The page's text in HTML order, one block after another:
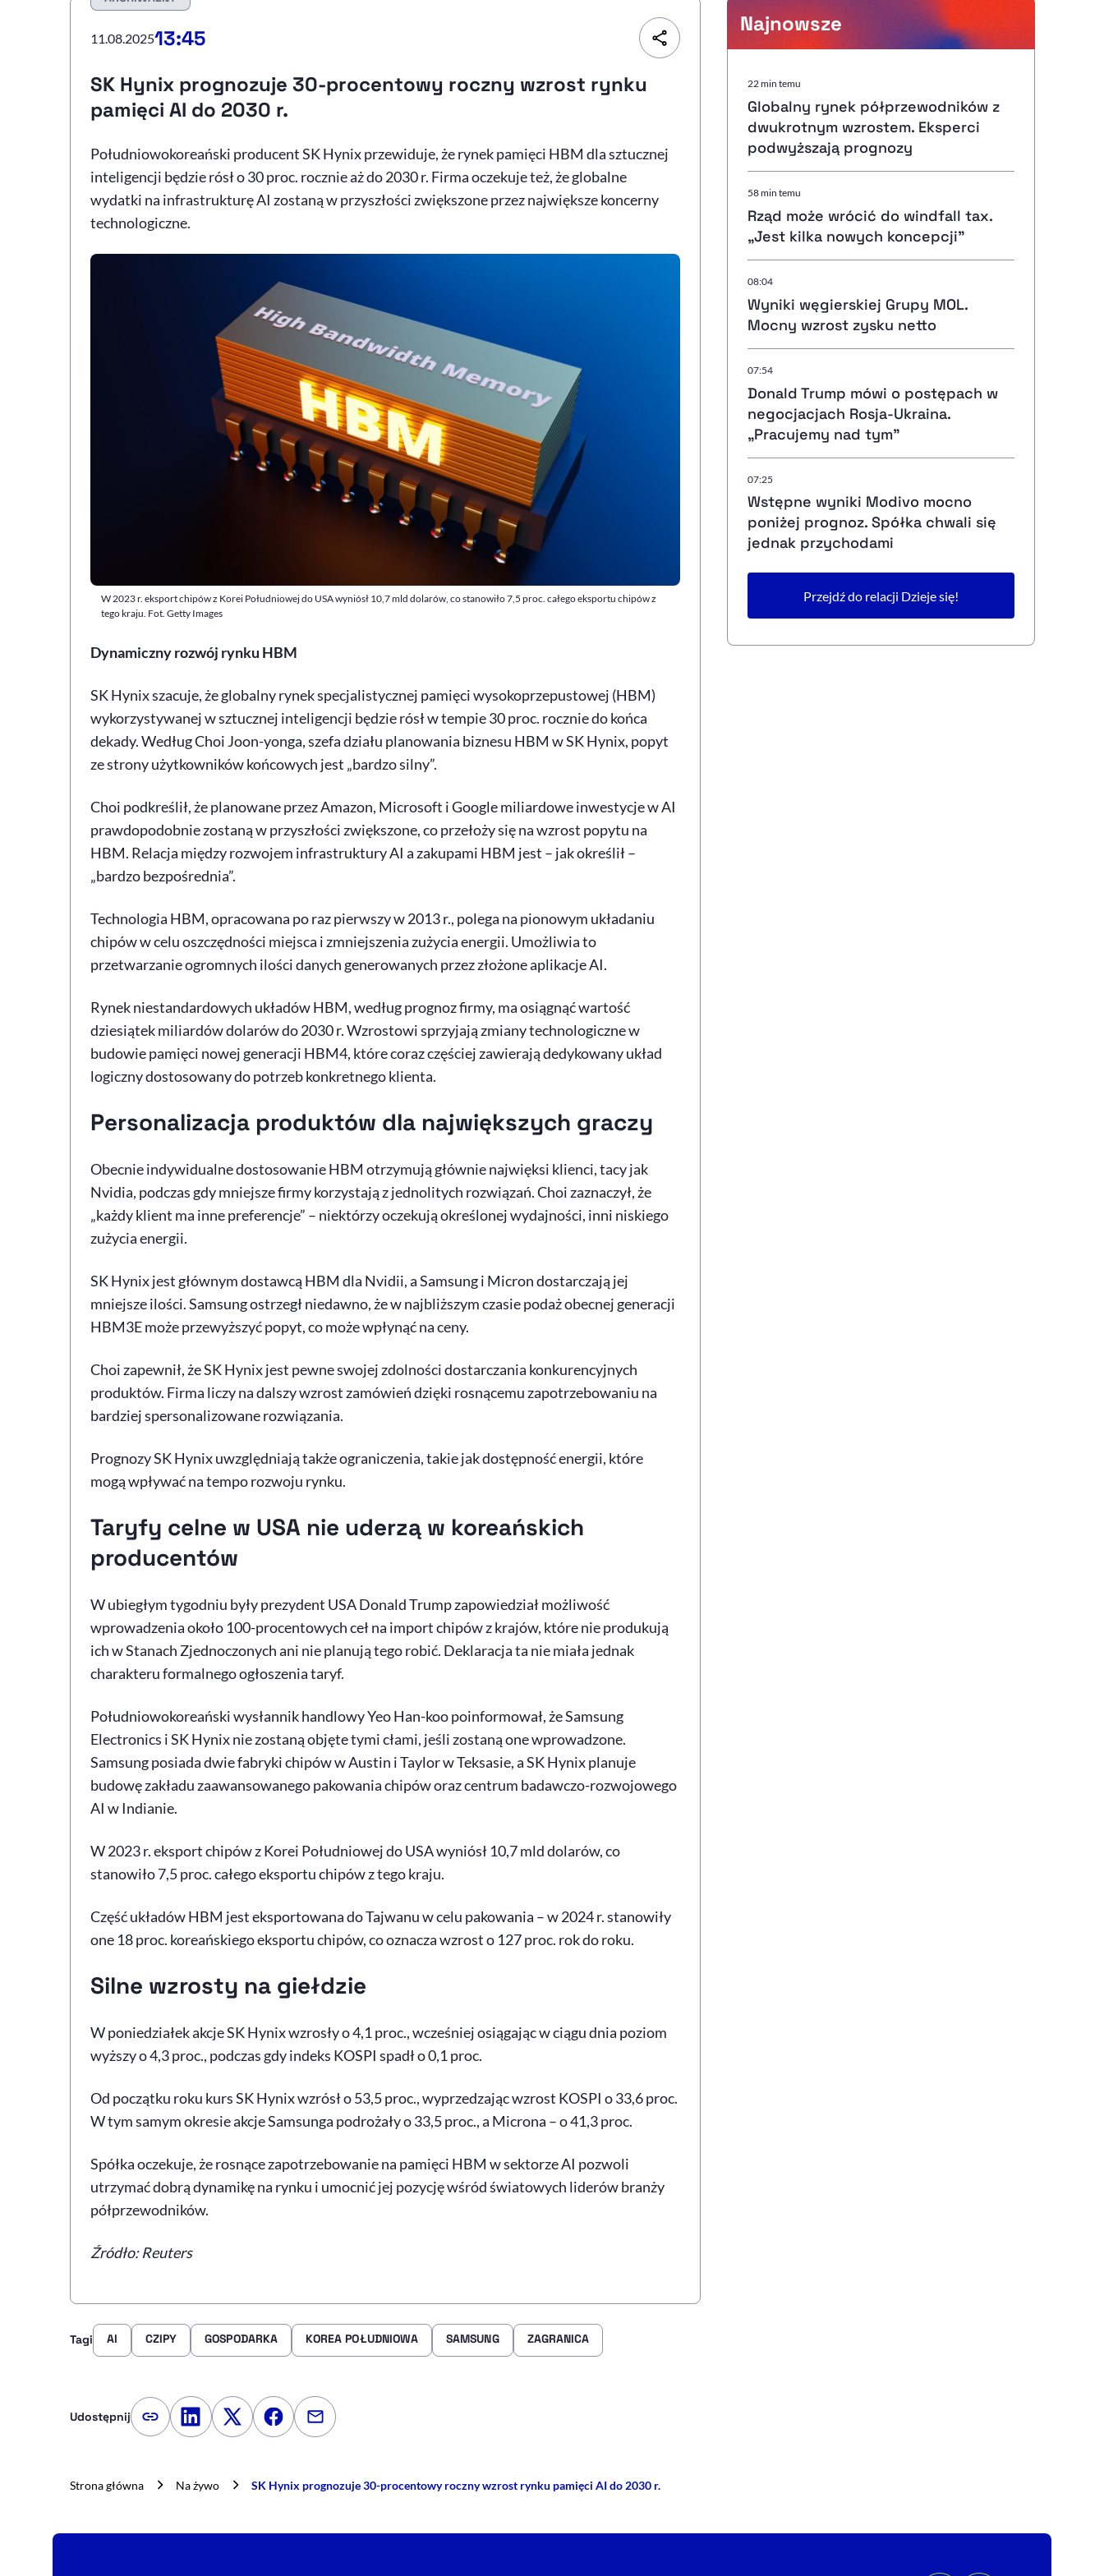
Resetuj opcje
Ułatwienia dostępności wspierają:
Sprawdź, jak i dlaczego zwiększamy dostępność
Deklaracja dostępności, otwiera się w nowym oknie
Zgłoś problem
11.08.202513:45
SK Hynix prognozuje 30-procentowy roczny wzrost rynku
pamięci AI do 2030 r.
Południowokoreański producent SK Hynix przewiduje, że rynek pamięci HBM dla sztucznej
inteligencji będzie rósł o 30 proc. rocznie aż do 2030 r. Firma oczekuje też, że globalne
wydatki na infrastrukturę AI zostaną w przyszłości zwiększone przez największe koncerny
technologiczne.
W 2023 r. eksport chipów z Korei Południowej do USA wyniósł 10,7 mld dolarów, co stanowiło 7,5 proc. całego eksportu chipów z
tego kraju. Fot. Getty Images
Dynamiczny rozwój rynku HBM
SK Hynix szacuje, że globalny rynek specjalistycznej pamięci wysokoprzepustowej (HBM)
wykorzystywanej w sztucznej inteligencji będzie rósł w tempie 30 proc. rocznie do końca
dekady. Według Choi Joon-yonga, szefa działu planowania biznesu HBM w SK Hynix, popyt
ze strony użytkowników końcowych jest „bardzo silny”.
Choi podkreślił, że planowane przez Amazon, Microsoft i Google miliardowe inwestycje w AI
prawdopodobnie zostaną w przyszłości zwiększone, co przełoży się na wzrost popytu na
HBM. Relacja między rozwojem infrastruktury AI a zakupami HBM jest – jak określił –
„bardzo bezpośrednia”.
Technologia HBM, opracowana po raz pierwszy w 2013 r., polega na pionowym układaniu
chipów w celu oszczędności miejsca i zmniejszenia zużycia energii. Umożliwia to
przetwarzanie ogromnych ilości danych generowanych przez złożone aplikacje AI.
Rynek niestandardowych układów HBM, według prognoz firmy, ma osiągnąć wartość
dziesiątek miliardów dolarów do 2030 r. Wzrostowi sprzyjają zmiany technologiczne w
budowie pamięci nowej generacji HBM4, które coraz częściej zawierają dedykowany układ
logiczny dostosowany do potrzeb konkretnego klienta.
Personalizacja produktów dla największych graczy
Obecnie indywidualne dostosowanie HBM otrzymują głównie najwięksi klienci, tacy jak
Nvidia, podczas gdy mniejsze firmy korzystają z jednolitych rozwiązań. Choi zaznaczył, że
„każdy klient ma inne preferencje” – niektórzy oczekują określonej wydajności, inni niskiego
zużycia energii.
SK Hynix jest głównym dostawcą HBM dla Nvidii, a Samsung i Micron dostarczają jej
mniejsze ilości. Samsung ostrzegł niedawno, że w najbliższym czasie podaż obecnej generacji
HBM3E może przewyższyć popyt, co może wpłynąć na ceny.
Choi zapewnił, że SK Hynix jest pewne swojej zdolności dostarczania konkurencyjnych
produktów. Firma liczy na dalszy wzrost zamówień dzięki rosnącemu zapotrzebowaniu na
bardziej spersonalizowane rozwiązania.
Prognozy SK Hynix uwzględniają także ograniczenia, takie jak dostępność energii, które
mogą wpływać na tempo rozwoju rynku.
Taryfy celne w USA nie uderzą w koreańskich
producentów
W ubiegłym tygodniu były prezydent USA Donald Trump zapowiedział możliwość
wprowadzenia około 100-procentowych ceł na import chipów z krajów, które nie produkują
ich w Stanach Zjednoczonych ani nie planują tego robić. Deklaracja ta nie miała jednak
charakteru formalnego ogłoszenia taryf.
Południowokoreański wysłannik handlowy Yeo Han-koo poinformował, że Samsung
Electronics i SK Hynix nie zostaną objęte tymi cłami, jeśli zostaną one wprowadzone.
Samsung posiada dwie fabryki chipów w Austin i Taylor w Teksasie, a SK Hynix planuje
budowę zakładu zaawansowanego pakowania chipów oraz centrum badawczo-rozwojowego
AI w Indianie.
W 2023 r. eksport chipów z Korei Południowej do USA wyniósł 10,7 mld dolarów, co
stanowiło 7,5 proc. całego eksportu chipów z tego kraju.
Część układów HBM jest eksportowana do Tajwanu w celu pakowania – w 2024 r. stanowiły
one 18 proc. koreańskiego eksportu chipów, co oznacza wzrost o 127 proc. rok do roku.
Silne wzrosty na giełdzie
W poniedziałek akcje SK Hynix wzrosły o 4,1 proc., wcześniej osiągając w ciągu dnia poziom
wyższy o 4,3 proc., podczas gdy indeks KOSPI spadł o 0,1 proc.
Od początku roku kurs SK Hynix wzrósł o 53,5 proc., wyprzedzając wzrost KOSPI o 33,6 proc.
W tym samym okresie akcje Samsunga podrożały o 33,5 proc., a Microna – o 41,3 proc.
Spółka oczekuje, że rosnące zapotrzebowanie na pamięci HBM w sektorze AI pozwoli
utrzymać dobrą dynamikę na rynku i umocnić jej pozycję wśród światowych liderów branży
półprzewodników.
Źródło: Reuters
Najnowsze
22 min temu
Globalny rynek półprzewodników z
dwukrotnym wzrostem. Eksperci
podwyższają prognozy
58 min temu
Rząd może wrócić do windfall tax.
„Jest kilka nowych koncepcji”
08:04
Wyniki węgierskiej Grupy MOL.
Mocny wzrost zysku netto
07:54
Donald Trump mówi o postępach w
negocjacjach Rosja-Ukraina.
„Pracujemy nad tym”
07:25
Wstępne wyniki Modivo mocno
poniżej prognoz. Spółka chwali się
jednak przychodami
Przejdź do relacji Dzieje się!
Tagi AI CZIPY GOSPODARKA KOREA POŁUDNIOWA SAMSUNG ZAGRANICA
Udostępnij Kopiuj link artykułu
Udostępnij na LinkedIn
Udostępnij na Twitterze
Udostępnij na Facebooku
Udostępnij przez e-mail
Strona główna Na żywo SK Hynix prognozuje 30-procentowy roczny wzrost rynku pamięci AI do 2030 r.